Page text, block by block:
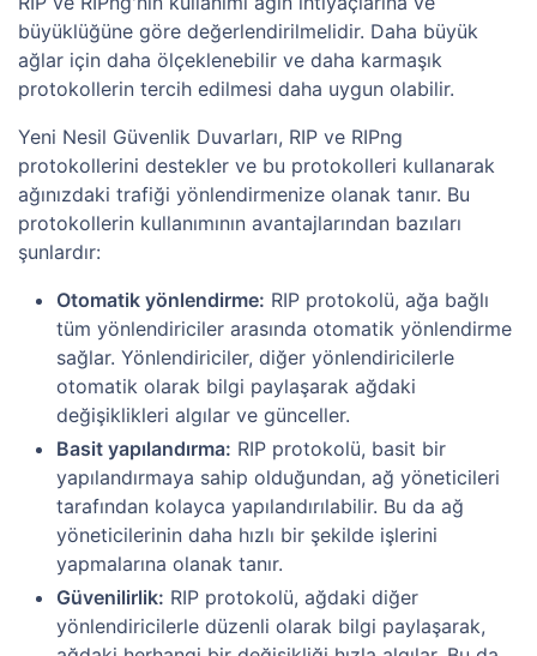
büyüklüğüne göre değerlendirilmelidir. Daha büyük
ağlar için daha ölçeklenebilir ve daha karmaşık
protokollerin tercih edilmesi daha uygun olabilir.
Yeni Nesil Güvenlik Duvarları, RIP ve RIPng
protokollerini destekler ve bu protokolleri kullanarak
ağınızdaki trafiği yönlendirmenize olanak tanır. Bu
protokollerin kullanımının avantajlarından bazıları
şunlardır:
Otomatik yönlendirme: RIP protokolü, ağa bağlı
tüm yönlendiriciler arasında otomatik yönlendirme
sağlar. Yönlendiriciler, diğer yönlendiricilerle
otomatik olarak bilgi paylaşarak ağdaki
değişiklikleri algılar ve günceller.
Basit yapılandırma: RIP protokolü, basit bir
yapılandırmaya sahip olduğundan, ağ yöneticileri
tarafından kolayca yapılandırılabilir. Bu da ağ
yöneticilerinin daha hızlı bir şekilde işlerini
yapmalarına olanak tanır.
Güvenilirlik: RIP protokolü, ağdaki diğer
yönlendiricilerle düzenli olarak bilgi paylaşarak,